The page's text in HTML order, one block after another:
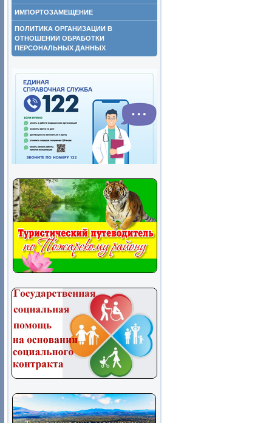
ИМПОРТОЗАМЕЩЕНИЕ
ПОЛИТИКА ОРГАНИЗАЦИИ В
ОТНОШЕНИИ ОБРАБОТКИ
ПЕРСОНАЛЬНЫХ ДАННЫХ